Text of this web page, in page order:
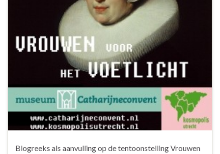
Blogreeks als aanvulling op de tentoonstelling Vrouwen